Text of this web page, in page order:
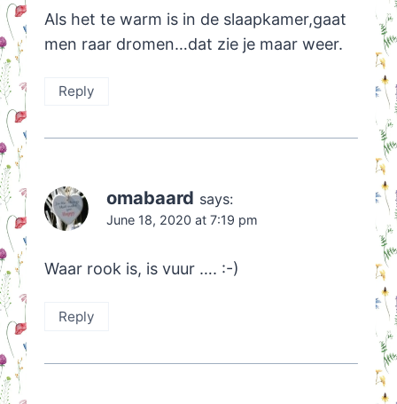
Als het te warm is in de slaapkamer,gaat
men raar dromen…dat zie je maar weer.
Reply
omabaard says:
June 18, 2020 at 7:19 pm
Waar rook is, is vuur …. :-)
Reply